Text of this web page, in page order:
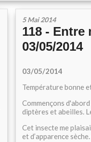
5 Mai 2014
118 -
03/05/2014
03/05/2014
Température bonne
Commençons
diptères et abeilles.
Cet insecte me
et d’apparence